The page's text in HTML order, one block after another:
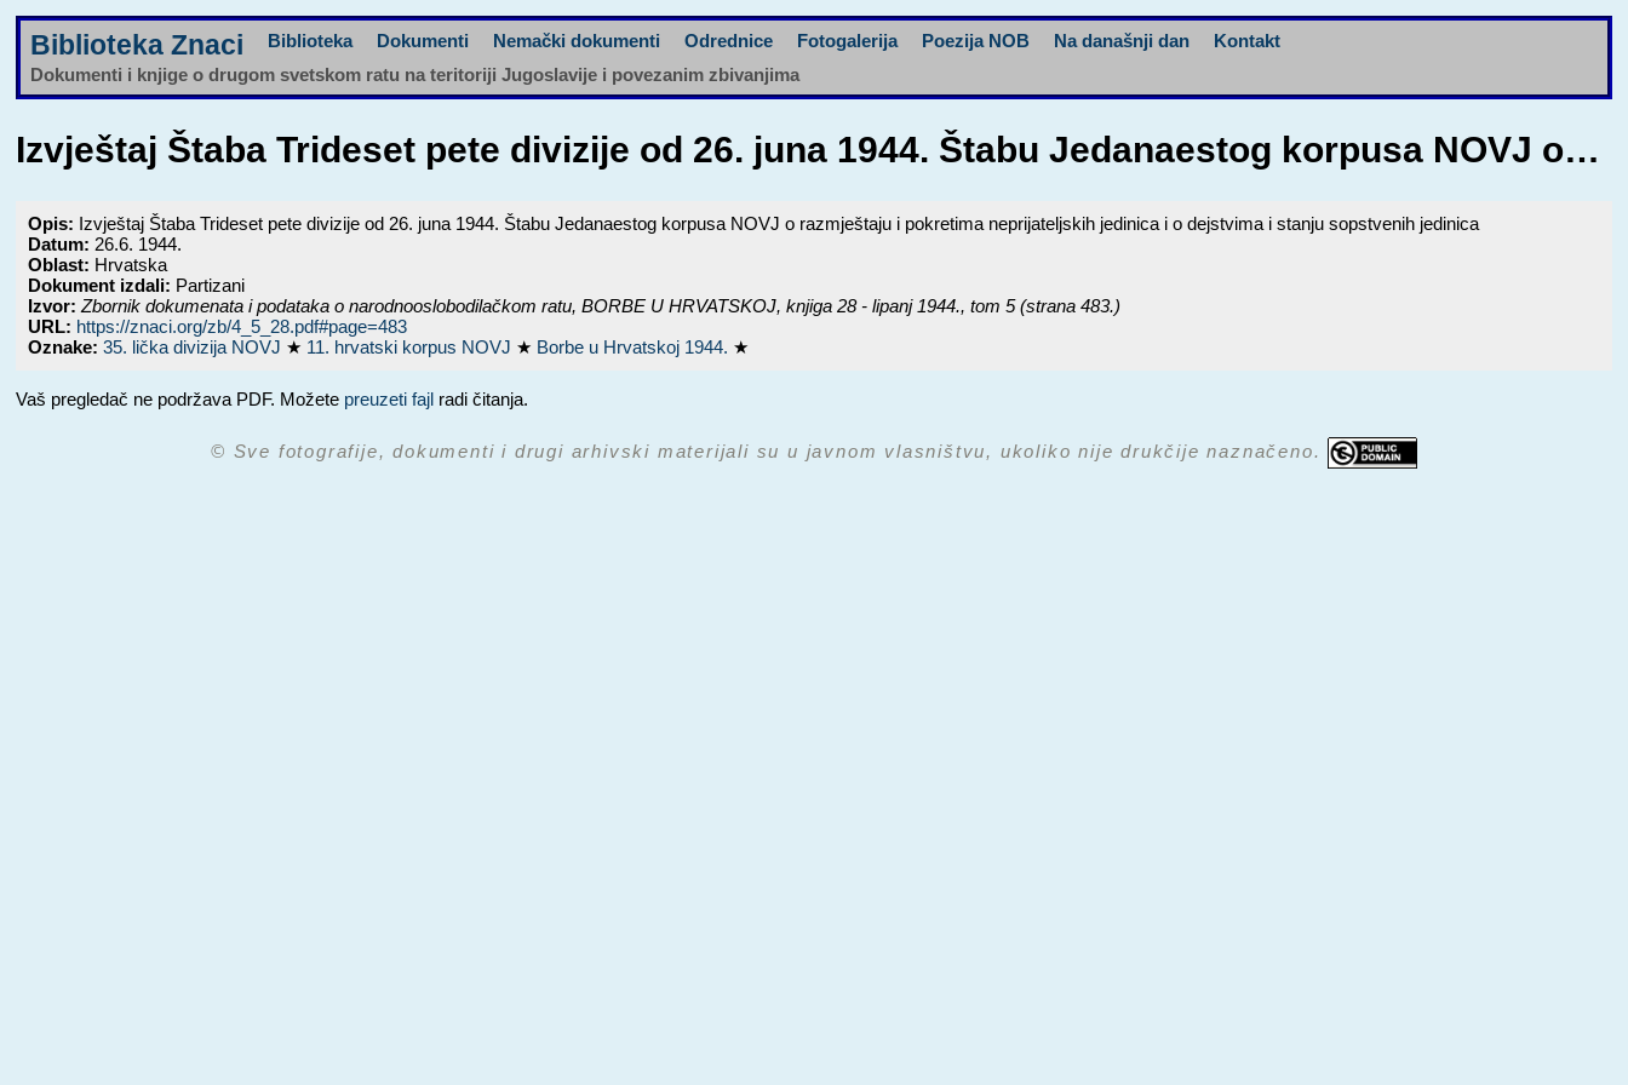
Biblioteka Znaci Biblioteka Dokumenti Nemački dokumenti Odrednice Fotogalerija Poezija NOB Na današnji dan
Kontakt
Dokumenti i knjige o drugom svetskom ratu na teritoriji Jugoslavije i povezanim zbivanjima
Izvještaj Štaba Trideset pete divizije od 26. juna 1944. Štabu Jedanaestog korpusa NOVJ o…
Opis: Izvještaj Štaba Trideset pete divizije od 26. juna 1944. Štabu Jedanaestog korpusa NOVJ o razmještaju i pokretima neprijateljskih jedinica i o dejstvima i stanju sopstvenih jedinica
Datum: 26.6. 1944.
Oblast: Hrvatska
Dokument izdali: Partizani
Izvor: Zbornik dokumenata i podataka o narodnooslobodilačkom ratu,BORBE U HRVATSKOJ, knjiga 28 - lipanj 1944., tom 5 (strana 483.)
URL: https://znaci.org/zb/4_5_28.pdf#page=483
Oznake:35. lička divizija NOVJ ★ 11. hrvatski korpus NOVJ ★ Borbe u Hrvatskoj 1944. ★
Vaš pregledač ne podržava PDF. Možete preuzeti fajl radi čitanja.
© Sve fotografije, dokumenti i drugi arhivski materijali su u javnom vlasništvu, ukoliko nije drukčije naznačeno.